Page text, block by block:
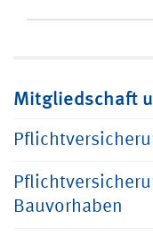
Mitgliedschaft
Bauvorhaben